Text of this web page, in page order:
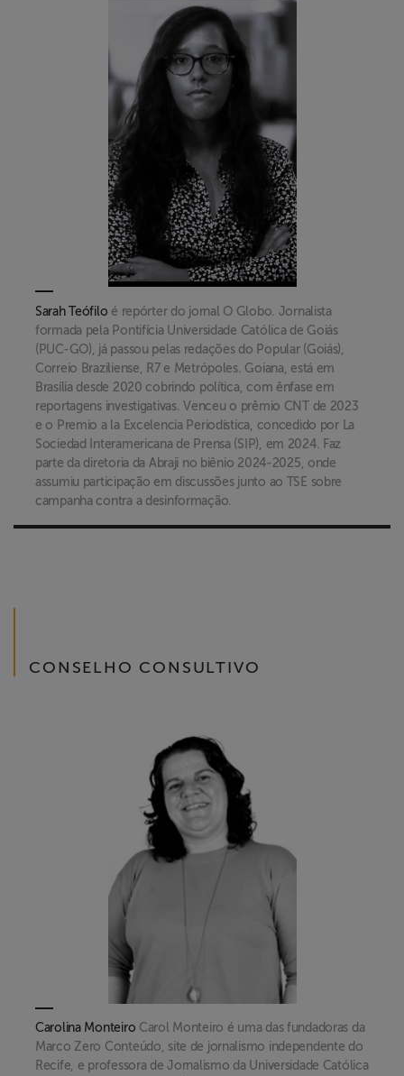
Sarah Teófilo é repórter do jornal O Globo. Jornalista
formada pela Pontifícia Universidade Católica de Goiás
(PUC-GO), já passou pelas redações do Popular (Goiás),
Correio Braziliense, R7 e Metrópoles. Goiana, está em
Brasília desde 2020 cobrindo política, com ênfase em
reportagens investigativas. Venceu o prêmio CNT de 2023
e o Premio a la Excelencia Periodística, concedido por La
Sociedad Interamericana de Prensa (SIP), em 2024. Faz
parte da diretoria da Abraji no biênio 2024-2025, onde
assumiu participação em discussões junto ao TSE sobre
campanha contra a desinformação.
CONSELHO CONSULTIVO
Carolina Monteiro Carol Monteiro é uma das fundadoras da
Marco Zero Conteúdo, site de jornalismo independente do
Recife, e professora de Jornalismo da Universidade Católica